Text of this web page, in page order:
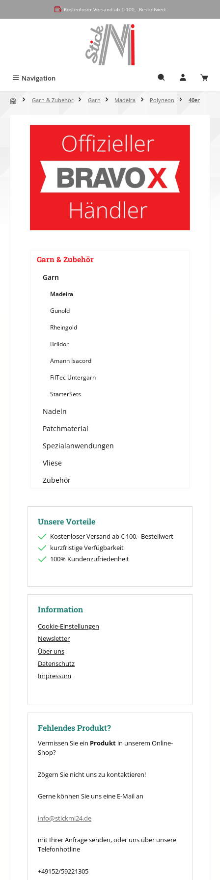
Kostenloser Versand ab € 100,- Bestellwert
Navigation
Garn & Zubehör Garn Madeira Polyneon 40er
Garn & Zubehör
Garn
Madeira
Gunold
Rheingold
Brildor
Amann Isacord
FilTec Untergarn
StarterSets
Nadeln
Patchmaterial
Spezialanwendungen
Vliese
Zubehör
Unsere Vorteile
Kostenloser Versand ab € 100,- Bestellwert
kurzfristige Verfügbarkeit
100% Kundenzufriedenheit
Information
Cookie-Einstellungen
Newsletter
Über uns
Datenschutz
Impressum
Fehlendes Produkt?
Vermissen Sie ein Produkt in unserem Online-
Shop?
Zögern Sie nicht uns zu kontaktieren!
Gerne können Sie uns eine E-Mail an
info@stickmi24.de
mit Ihrer Anfrage senden, oder uns über unsere
Telefonhotline
+49152/59221305